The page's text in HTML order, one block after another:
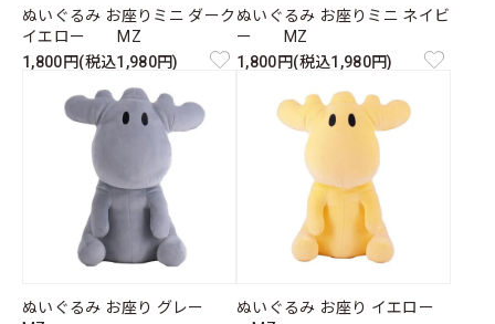
ぬいぐるみ お座りミニ ダーク
イエロー MZ
1,800円(税込1,980円)
ぬいぐるみ お座りミニ ネイビ
ー MZ
1,800円(税込1,980円)
ぬいぐるみ お座り グレー ぬいぐるみ お座り イエロー